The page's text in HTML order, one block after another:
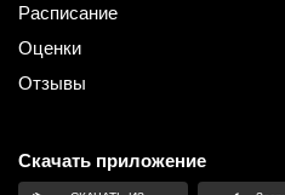
Расписание
Оценки
Отзывы
Скачать приложение